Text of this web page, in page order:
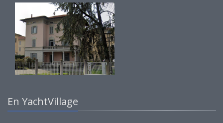
En YachtVillage